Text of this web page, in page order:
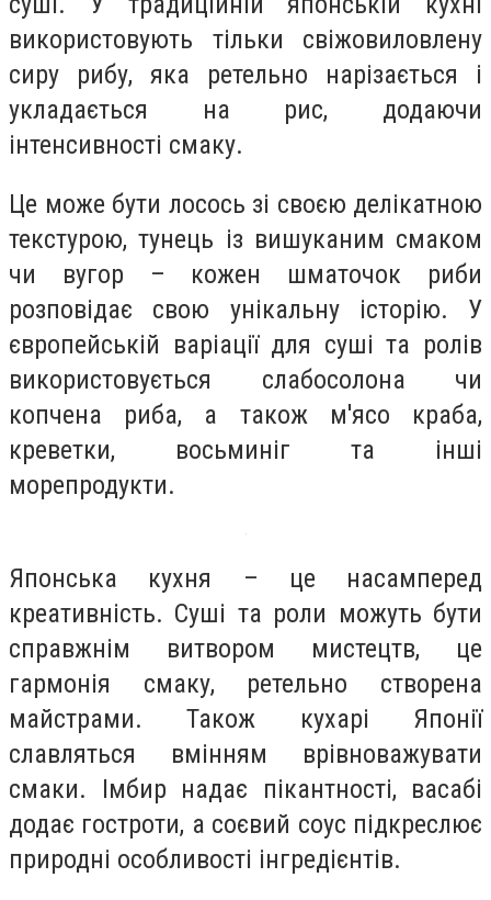
використовують тільки свіжовиловлену
сиру рибу, яка ретельно нарізається і
укладається на рис, додаючи
інтенсивності смаку.
Це може бути лосось зі своєю делікатною
текстурою, тунець із вишуканим смаком
чи вугор – кожен шматочок риби
розповідає свою унікальну історію. У
європейській варіації для суші та ролів
використовується слабосолона чи
копчена риба, а також м'ясо краба,
креветки, восьминіг та інші
морепродукти.
Японська кухня – це насамперед
креативність. Суші та роли можуть бути
справжнім витвором мистецтв, це
гармонія смаку, ретельно створена
майстрами. Також кухарі Японії
славляться вмінням врівноважувати
смаки. Імбир надає пікантності, васабі
додає гостроти, а соєвий соус підкреслює
природні особливості інгредієнтів.